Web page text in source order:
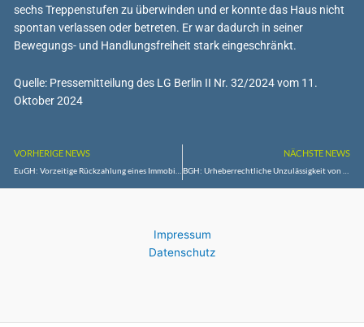
sechs Treppenstufen zu überwinden und er konnte das Haus nicht
spontan verlassen oder betreten. Er war dadurch in seiner
Bewegungs- und Handlungsfreiheit stark eingeschränkt.
Quelle: Pressemitteilung des LG Berlin II Nr. 32/2024 vom 11.
Oktober 2024
VORHERIGE NEWS
EuGH: Vorzeitige Rückzahlung eines Immobilienkredits
NÄCHSTE NEWS
BGH: Urheberrechtliche Unzulässigkeit von Luftbildaufnahmen mittels einer Drohne
Impressum
Datenschutz